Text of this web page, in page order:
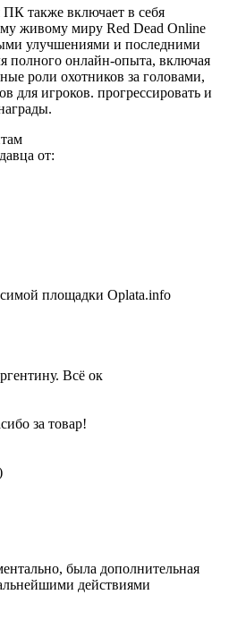
ПК также включает в себя
живому миру Red Dead Online
улучшениями и последними
полного онлайн-опыта, включая
роли охотников за головами,
для игроков. прогрессировать и
от:
площадки Oplata.info
Всё ок
за товар!
была дополнительная
действиями